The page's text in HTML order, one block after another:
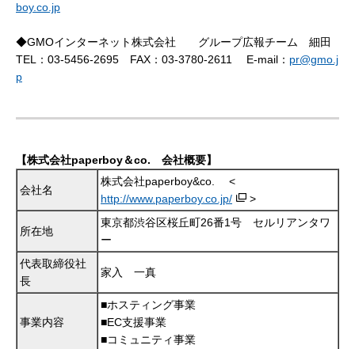
boy.co.jp
◆GMOインターネット株式会社 グループ広報チーム 細田
TEL：03-5456-2695 FAX：03-3780-2611 E-mail： pr@gmo.j
p
【株式会社paperboy＆co. 会社概要】
会社名
株式会社paperboy&co. <
http://www.paperboy.co.jp/
>
所在地
東京都渋谷区桜丘町26番1号 セルリアンタワ
ー
代表取締役社
長
家入 一真
事業内容
■ホスティング事業
■EC支援事業
■コミュニティ事業